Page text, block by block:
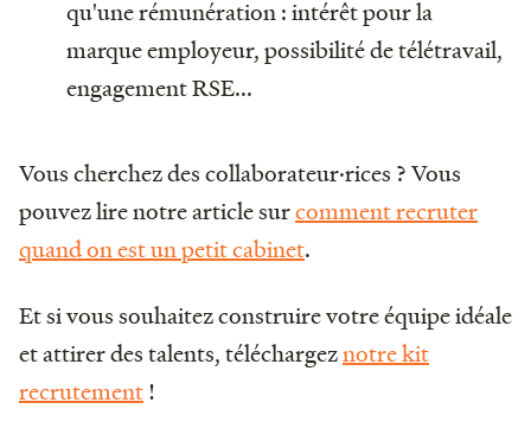
qu'une rémunération : intérêt pour la
marque employeur, possibilité de télétravail,
engagement RSE...
Vous cherchez des collaborateur·rices ? Vous
pouvez lire notre article surcomment recruter
quand on est un petit cabinet.
Et si vous souhaitez construire votre équipe idéale
et attirer des talents, téléchargeznotre kit
recrutement!